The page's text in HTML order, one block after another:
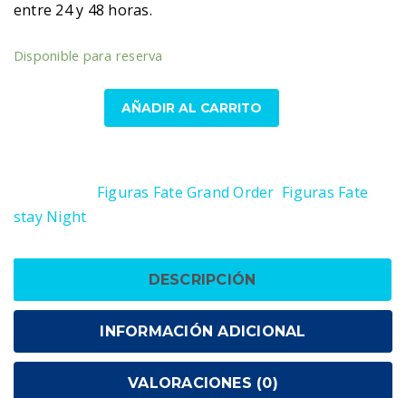
entre 24 y 48 horas.
Disponible para reserva
Altria
cantidad
AÑADIR AL CARRITO
Figuras Fate Grand Order Figuras Fate
stay Night
DESCRIPCIÓN
INFORMACIÓN ADICIONAL
VALORACIONES (0)